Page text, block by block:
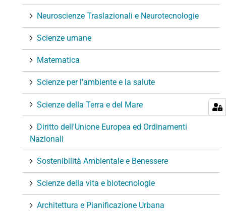
Neuroscienze Traslazionali e Neurotecnologie
Scienze umane
Matematica
Scienze per l'ambiente e la salute
Scienze della Terra e del Mare
Diritto dell'Unione Europea ed Ordinamenti
Nazionali
Sostenibilità Ambientale e Benessere
Scienze della vita e biotecnologie
Architettura e Pianificazione Urbana